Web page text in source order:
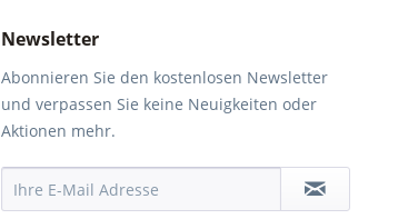
Newsletter
Abonnieren Sie den kostenlosen Newsletter
und verpassen Sie keine Neuigkeiten oder
Aktionen mehr.